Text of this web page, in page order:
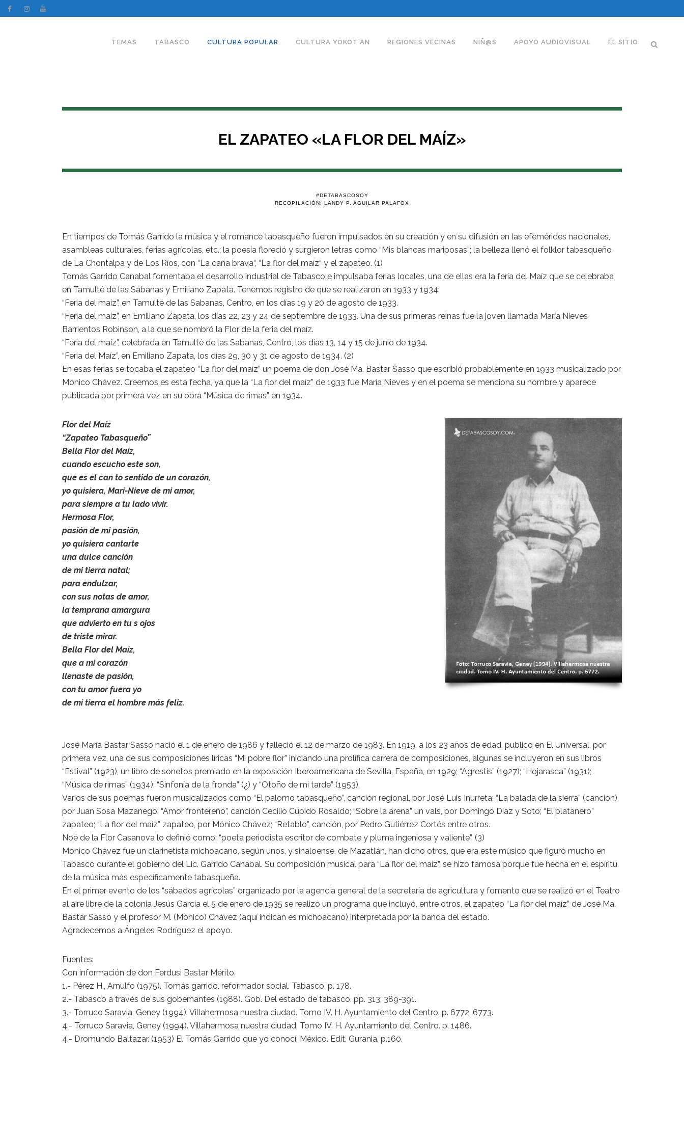
TEMAS TABASCO CULTURA POPULAR CULTURA YOKOT’AN REGIONES VECINAS NIÑ@S APOYO AUDIOVISUAL EL SITIO
EL ZAPATEO «LA FLOR DEL MAÍZ»
#DETABASCOSOY
RECOPILACIÓN: LANDY P. AGUILAR PALAFOX
En tiempos de Tomás Garrido la música y el romance tabasqueño fueron impulsados en su creación y en su difusión en las efemérides nacionales,
asambleas culturales, ferias agrícolas, etc.; la poesía floreció y surgieron letras como “Mis blancas mariposas”; la belleza llenó el folklor tabasqueño
de La Chontalpa y de Los Ríos, con “La caña brava“, “La flor del maíz“ y el zapateo. (1)
Tomás Garrido Canabal fomentaba el desarrollo industrial de Tabasco e impulsaba ferias locales, una de ellas era la feria del Maíz que se celebraba
en Tamulté de las Sabanas y Emiliano Zapata. Tenemos registro de que se realizaron en 1933 y 1934:
“Feria del maíz”, en Tamulté de las Sabanas, Centro, en los días 19 y 20 de agosto de 1933.
“Feria del maíz”, en Emiliano Zapata, los días 22, 23 y 24 de septiembre de 1933. Una de sus primeras reinas fue la joven llamada María Nieves
Barrientos Robinson, a la que se nombró la Flor de la feria del maíz.
“Feria del maíz”, celebrada en Tamulté de las Sabanas, Centro, los días 13, 14 y 15 de junio de 1934.
“Feria del Maíz”, en Emiliano Zapata, los días 29, 30 y 31 de agosto de 1934. (2)
En esas ferias se tocaba el zapateo “La flor del maíz” un poema de don José Ma. Bastar Sasso que escribió probablemente en 1933 musicalizado por
Mónico Chávez. Creemos es esta fecha, ya que la “La flor del maíz” de 1933 fue María Nieves y en el poema se menciona su nombre y aparece
publicada por primera vez en su obra “Música de rimas” en 1934.
Flor del Maíz
“Zapateo Tabasqueño”
Bella Flor del Maíz,
cuando escucho este son,
que es el can to sentido de un corazón,
yo quisiera, Mari-Nieve de mi amor,
para siempre a tu lado vivir.
Hermosa Flor,
pasión de mi pasión,
yo quisiera cantarte
una dulce canción
de mi tierra natal;
para endulzar,
con sus notas de amor,
la temprana amargura
que advierto en tu s ojos
de triste mirar.
Bella Flor del Maíz,
que a mi corazón
llenaste de pasión,
con tu amor fuera yo
de mi tierra el hombre más feliz.
José María Bastar Sasso nació el 1 de enero de 1986 y falleció el 12 de marzo de 1983. En 1919, a los 23 años de edad, publico en El Universal, por
primera vez, una de sus composiciones líricas “Mi pobre flor” iniciando una prolífica carrera de composiciones, algunas se incluyeron en sus libros
“Estival” (1923), un libro de sonetos premiado en la exposición Iberoamericana de Sevilla, España, en 1929; “Agrestis” (1927); “Hojarasca” (1931);
“Música de rimas” (1934); “Sinfonía de la fronda” (¿) y “Otoño de mi tarde” (1953).
Varios de sus poemas fueron musicalizados como “El palomo tabasqueño”, canción regional, por José Luis Inurreta; “La balada de la sierra” (canción),
por Juan Sosa Mazanego; “Amor frontereño”, canción Cecilio Cupido Rosaldo; “Sobre la arena” un vals, por Domingo Díaz y Soto; “El platanero”
zapateo; “La flor del maíz” zapateo, por Mónico Chávez; “Retablo”, canción, por Pedro Gutiérrez Cortés entre otros.
Noé de la Flor Casanova lo definió como: “poeta periodista escritor de combate y pluma ingeniosa y valiente”. (3)
Mónico Chávez fue un clarinetista michoacano, según unos, y sinaloense, de Mazatlán, han dicho otros, que era este músico que figuró mucho en
Tabasco durante el gobierno del Lic. Garrido Canabal. Su composición musical para “La flor del maíz”, se hizo famosa porque fue hecha en el espíritu
de la música más específicamente tabasqueña.
En el primer evento de los “sábados agrícolas” organizado por la agencia general de la secretaría de agricultura y fomento que se realizó en el Teatro
al aire libre de la colonia Jesús García el 5 de enero de 1935 se realizó un programa que incluyó, entre otros, el zapateo “La flor del maíz” de José Ma.
Bastar Sasso y el profesor M. (Mónico) Chávez (aquí indican es michoacano) interpretada por la banda del estado.
Agradecemos a Ángeles Rodríguez el apoyo.
Fuentes:
Con información de don Ferdusi Bastar Mérito.
1.- Pérez H., Arnulfo (1975). Tomás garrido, reformador social. Tabasco. p. 178.
2.- Tabasco a través de sus gobernantes (1988). Gob. Del estado de tabasco. pp. 313; 389-391.
3.- Torruco Saravia, Geney (1994). Villahermosa nuestra ciudad. Tomo IV. H. Ayuntamiento del Centro. p. 6772, 6773.
4.- Torruco Saravia, Geney (1994). Villahermosa nuestra ciudad. Tomo IV. H. Ayuntamiento del Centro. p. 1486.
4.- Dromundo Baltazar. (1953) El Tomás Garrido que yo conocí. México. Edit. Gurania. p.160.